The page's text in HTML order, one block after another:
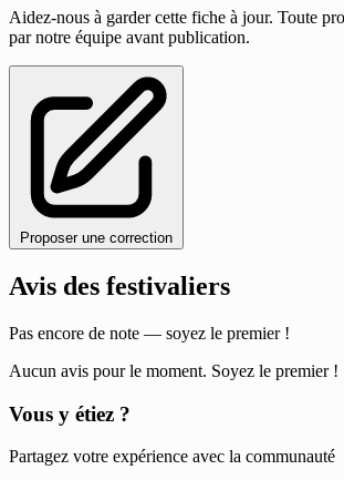
Aidez-nous à garder cette fiche à jour. Toute
par notre équipe avant publication.
Proposer une correction
Avis des festivaliers
Pas encore de note — soyez le premier !
Aucun avis pour le moment. Soyez le premier !
Vous y étiez ?
Partagez votre expérience avec la communauté